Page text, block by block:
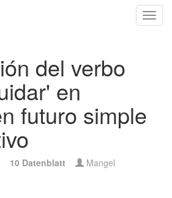
del verbo
en
futuro simple
10 Datenblatt Mangel